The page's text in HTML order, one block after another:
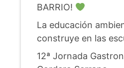
BARRIO!
La educación
construye en las
12ª Jornada